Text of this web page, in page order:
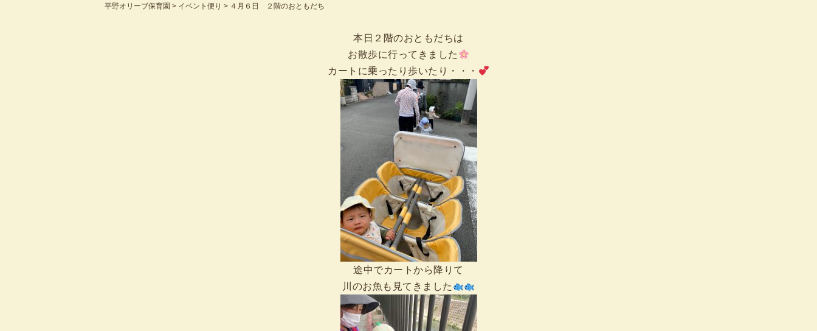
平野オリーブ保育園 > イベント便り > ４月６日 ２階のおともだち
本日２階のおともだちは
お散歩に行ってきました
カートに乗ったり歩いたり・・・
途中でカートから降りて
川のお魚も見てきました